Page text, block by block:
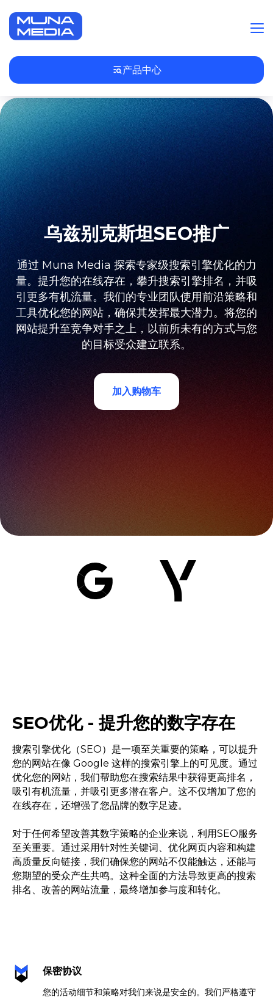
产品中心
EN/中文
乌兹别克斯坦SEO推广
通过 Muna Media 探索专家级搜索引擎优化的力
量。提升您的在线存在，攀升搜索引擎排名，并吸
引更多有机流量。我们的专业团队使用前沿策略和
工具优化您的网站，确保其发挥最大潜力。将您的
网站提升至竞争对手之上，以前所未有的方式与您
的目标受众建立联系。
加入购物车
SEO优化 - 提升您的数字存在
搜索引擎优化（SEO）是一项至关重要的策略，可以提升
您的网站在像 Google 这样的搜索引擎上的可见度。通过
优化您的网站，我们帮助您在搜索结果中获得更高排名，
吸引有机流量，并吸引更多潜在客户。这不仅增加了您的
在线存在，还增强了您品牌的数字足迹。
对于任何希望改善其数字策略的企业来说，利用SEO服务
至关重要。通过采用针对性关键词、优化网页内容和构建
高质量反向链接，我们确保您的网站不仅能触达，还能与
您期望的受众产生共鸣。这种全面的方法导致更高的搜索
排名、改善的网站流量，最终增加参与度和转化。
保密协议
您的活动细节和策略对我们来说是安全的。我们严格遵守